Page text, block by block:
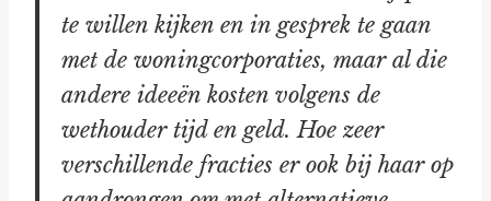
te willen kijken en in gesprek te gaan
met de woningcorporaties, maar al die
andere ideeën kosten volgens de
wethouder tijd en geld. Hoe zeer
verschillende fracties er ook bij haar op